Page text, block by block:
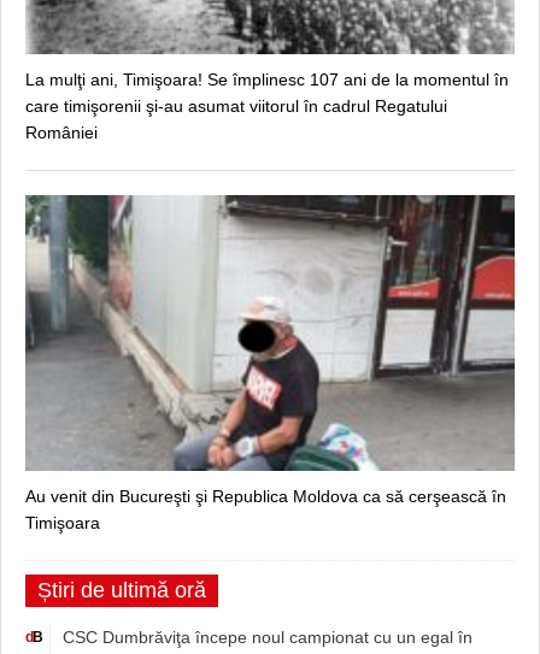
La mulţi ani, Timişoara! Se împlinesc 107 ani de la momentul în
care timişorenii şi-au asumat viitorul în cadrul Regatului
României
Au venit din Bucureşti şi Republica Moldova ca să cerşească în
Timişoara
Știri de ultimă oră
d B
CSC Dumbrăviţa începe noul campionat cu un egal în